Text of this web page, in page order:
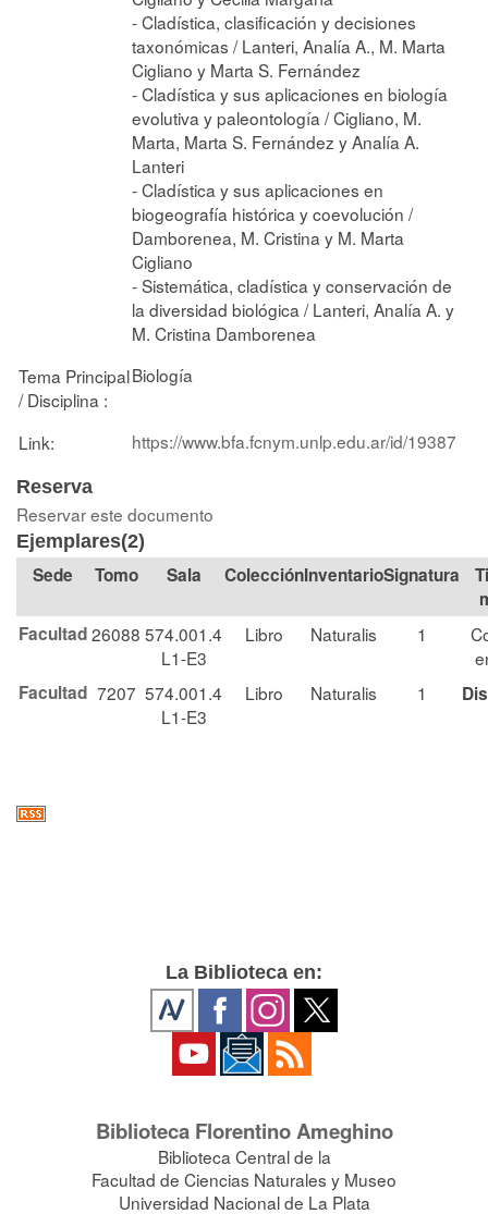
- Cladística, clasificación y decisiones
taxonómicas / Lanteri, Analía A., M. Marta
Cigliano y Marta S. Fernández
- Cladística y sus aplicaciones en biología
evolutiva y paleontología / Cigliano, M.
Marta, Marta S. Fernández y Analía A.
Lanteri
- Cladística y sus aplicaciones en
biogeografía histórica y coevolución /
Damborenea, M. Cristina y M. Marta
Cigliano
- Sistemática, cladística y conservación de
la diversidad biológica / Lanteri, Analía A. y
M. Cristina Damborenea
Tema Principal
/ Disciplina :
Biología
Link: https://www.bfa.fcnym.unlp.edu.ar/id/19387
Reserva
Reservar este documento
Ejemplares(2)
Tomo Sala Colección Signatura
Facultad26088 574.001.4
L1-E3
Libro Naturalis 1
Facultad 7207 574.001.4
L1-E3
Libro Naturalis 1
La Biblioteca en:
Biblioteca Florentino Ameghino
Biblioteca Central de la
Facultad de Ciencias Naturales y Museo
Universidad Nacional de La Plata